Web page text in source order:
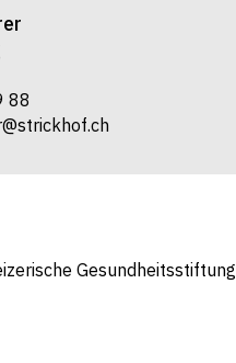
88
Gesundheits­stiftung